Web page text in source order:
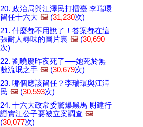
20. 政治局與江澤民打擂臺 李瑞環
留任十六大 🖼️ (31,230次)
21. 什麼都不用說了！答案都在這
張耐人尋味的圖片裏 🖼️ (30,690
次)
22. 劉曉慶昨夜死了──她死於無
數流氓之手 🖼️ (30,679次)
23. 哪個應該留任？李瑞環與江澤
民 🖼️ (30,593次)
24. 十六大政常委驚爆黑馬 尉建行
證實江公子要被立案調查 🖼️
(30,077次)